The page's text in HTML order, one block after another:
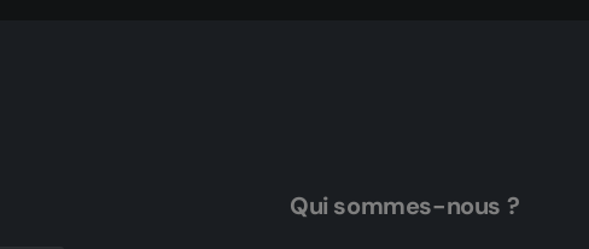
Qui sommes-nous ?